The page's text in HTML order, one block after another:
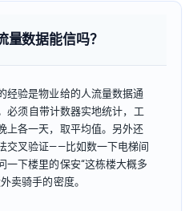
量数据能信吗？
经验是物业给的人流量数据通
必须自带计数器实地统计，工
上各一天，取平均值。另外还
交叉验证——比如数一下电梯间
一下楼里的保安“这栋楼大概多
卖骑手的密度。